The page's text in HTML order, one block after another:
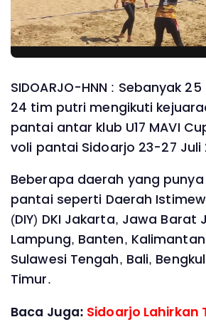
SIDOARJO-HNN : Sebanyak
24 tim putri mengikuti
pantai antar klub U17 MAVI
voli pantai Sidoarjo 23-27 Juli
Beberapa daerah yang
pantai seperti Daerah
(DIY) DKI Jakarta, Jawa Barat
Lampung, Banten,
Sulawesi Tengah, Bali,
Timur.
Baca Juga: Sidoarjo Lahirkan